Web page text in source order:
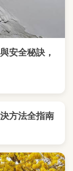
安全秘訣，
方法全指南